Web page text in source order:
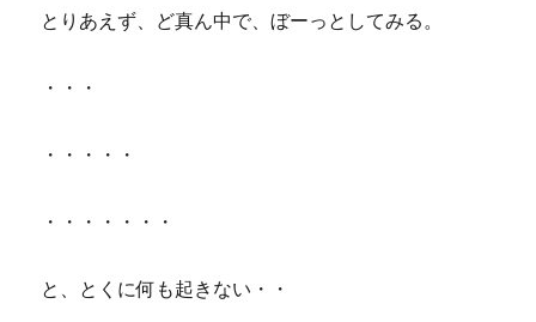
とりあえず、ど真ん中で、ぼーっとしてみる。
・・・
・・・・・
・・・・・・・
と、とくに何も起きない・・